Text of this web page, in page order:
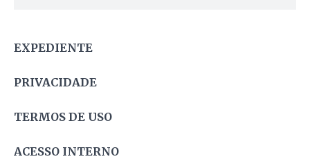
EXPEDIENTE
PRIVACIDADE
TERMOS DE USO
ACESSO INTERNO